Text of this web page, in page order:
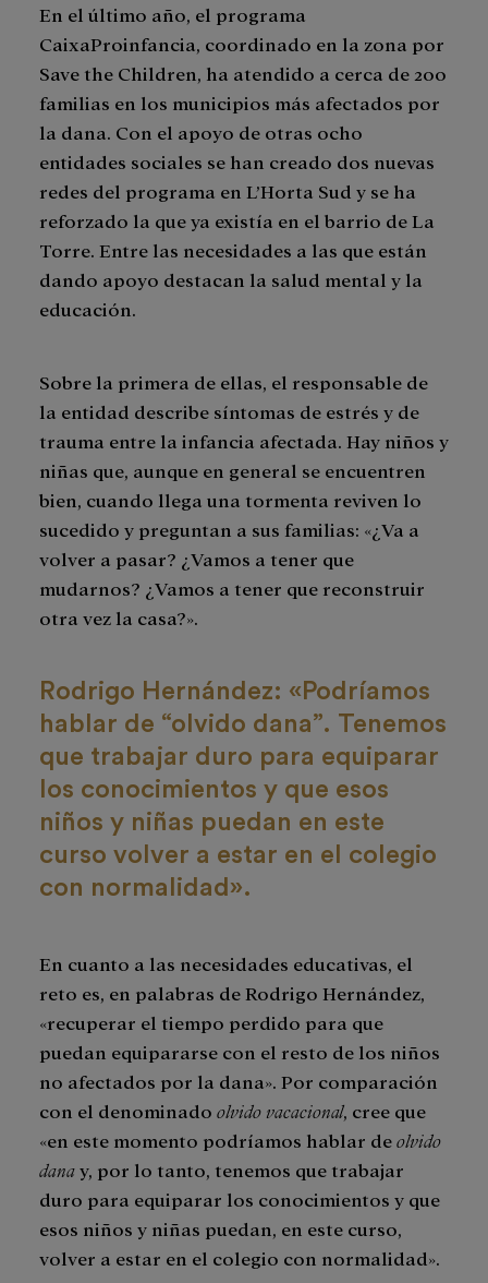
En el último año, el programa
CaixaProinfancia, coordinado en la zona por
Save the Children, ha atendido a cerca de 200
familias en los municipios más afectados por
la dana. Con el apoyo de otras ocho
entidades sociales se han creado dos nuevas
redes del programa en L’Horta Sud y se ha
reforzado la que ya existía en el barrio de La
Torre. Entre las necesidades a las que están
dando apoyo destacan la salud mental y la
educación.
Sobre la primera de ellas, el responsable de
la entidad describe síntomas de estrés y de
trauma entre la infancia afectada. Hay niños y
niñas que, aunque en general se encuentren
bien, cuando llega una tormenta reviven lo
sucedido y preguntan a sus familias: «¿Va a
volver a pasar? ¿Vamos a tener que
mudarnos? ¿Vamos a tener que reconstruir
otra vez la casa?».
Rodrigo Hernández: «Podríamos
hablar de “olvido dana”. Tenemos
que trabajar duro para equiparar
los conocimientos y que esos
niños y niñas puedan en este
curso volver a estar en el colegio
con normalidad».
En cuanto a las necesidades educativas, el
reto es, en palabras de Rodrigo Hernández,
«recuperar el tiempo perdido para que
puedan equipararse con el resto de los niños
no afectados por la dana». Por comparación
con el denominado olvido vacacional, cree que
«en este momento podríamos hablar deolvido
danay, por lo tanto, tenemos que trabajar
duro para equiparar los conocimientos y que
esos niños y niñas puedan, en este curso,
volver a estar en el colegio con normalidad».